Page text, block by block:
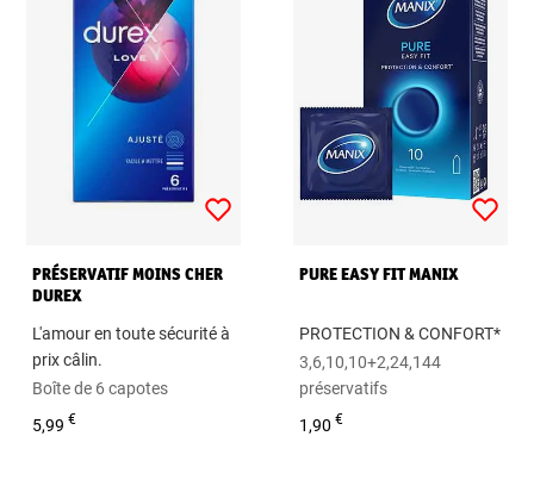
PRÉSERVATIF MOINS CHER
DUREX
L'amour en toute sécurité à
prix câlin.
Boîte de 6 capotes
5,99€
PURE EASY FIT MANIX
PROTECTION & CONFORT*
3,6,10,10+2,24,144
préservatifs
1,90€